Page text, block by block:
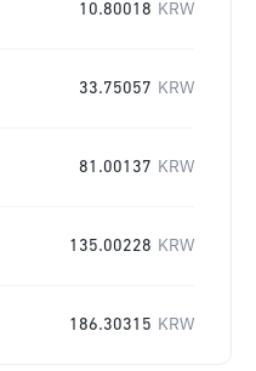
10.80018 KRW
33.75057 KRW
81.00137 KRW
135.00228 KRW
186.30315 KRW